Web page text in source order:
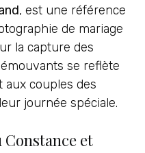
, est une référence
de mariage
la capture des
se reflète
aux couples des
journée spéciale.
et